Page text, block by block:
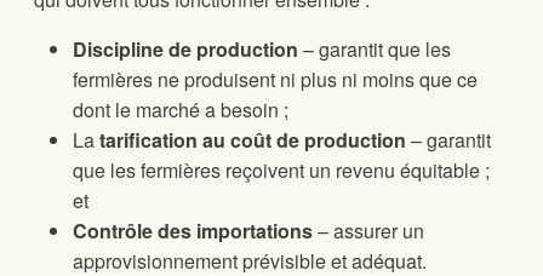
Discipline de production – garantit que les
fermières ne produisent ni plus ni moins que ce
dont le marché a besoin ;
Latarification au coût de production – garantit
que les fermières reçoivent un revenu équitable ;
et
Contrôle des importations– assurer un
approvisionnement prévisible et adéquat.